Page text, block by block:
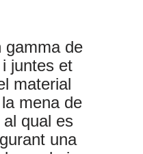
gamma de
juntes et
material
mena de
qual es
una